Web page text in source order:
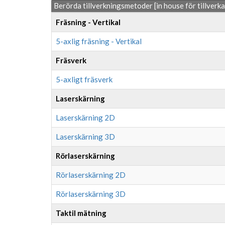
Berörda tillverkningsmetoder [in house för
Fräsning - Vertikal
5-axlig fräsning - Vertikal
Fräsverk
5-axligt fräsverk
Laserskärning
Laserskärning 2D
Laserskärning 3D
Rörlaserskärning
Rörlaserskärning 2D
Rörlaserskärning 3D
Taktil mätning